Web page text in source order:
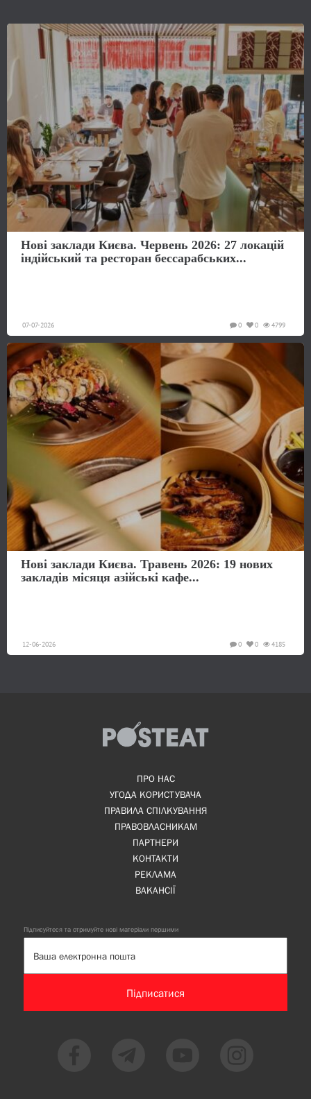
Нові заклади Києва. Червень 2026: 27 локацій
індійський та ресторан бессарабських...
07-07-2026 4799
0
0
Нові заклади Києва. Травень 2026: 19 нових
закладів місяця азійські кафе...
12-06-2026 4185
0
0
ПРО НАС
УГОДА КОРИСТУВАЧА
ПРАВИЛА СПІЛКУВАННЯ
ПРАВОВЛАСНИКАМ
ПАРТНЕРИ
КОНТАКТИ
РЕКЛАМА
ВАКАНСІЇ
Підписуйтеся та отримуйте нові матеріали першими
Підписатися